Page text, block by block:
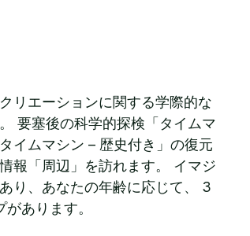
リエーションに関する学際的な
要塞後の科学的探検「タイムマ
イムマシン – 歴史付き」の復元
報「周辺」を訪れます。 イマジ
り、あなたの年齢に応じて、 3
あります。